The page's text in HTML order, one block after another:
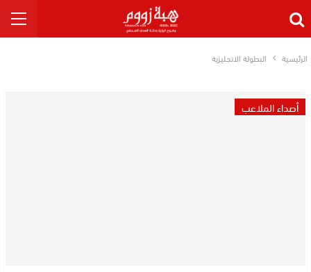
الرئيسية البطولة الانجليزية
أصداء الملاعب